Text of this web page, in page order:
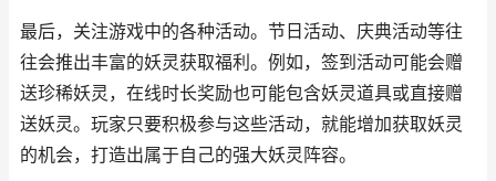
最后，关注游戏中的各种活动。节日活动、庆典活动等往
往会推出丰富的妖灵获取福利。例如，签到活动可能会赠
送珍稀妖灵，在线时长奖励也可能包含妖灵道具或直接赠
送妖灵。玩家只要积极参与这些活动，就能增加获取妖灵
的机会，打造出属于自己的强大妖灵阵容。